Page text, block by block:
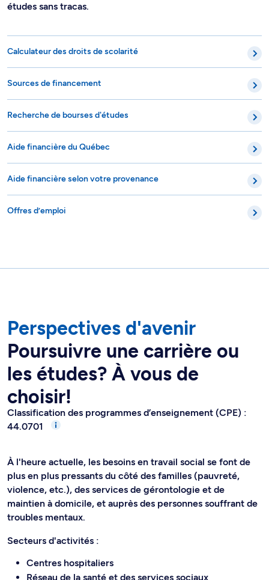
études sans tracas.
Calculateur des droits de scolarité
Sources de financement
Recherche de bourses d'études
Aide financière du Québec
Aide financière selon votre provenance
Offres d’emploi
Perspectives d'avenir
Poursuivre une carrière ou
les études? À vous de
choisir!
Classification des programmes d’enseignement (CPE) :
44.0701
À l'heure actuelle, les besoins en travail social se font de
plus en plus pressants du côté des familles (pauvreté,
violence, etc.), des services de gérontologie et de
maintien à domicile, et auprès des personnes souffrant de
troubles mentaux.
Secteurs d'activités :
Centres hospitaliers
Réseau de la santé et des services sociaux